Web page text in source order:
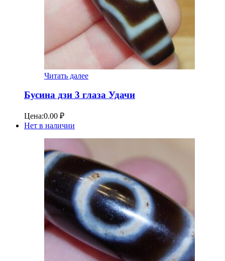
Читать далее
Бусина дзи 3 глаза Удачи
Цена:0.00 ₽
Нет в наличии